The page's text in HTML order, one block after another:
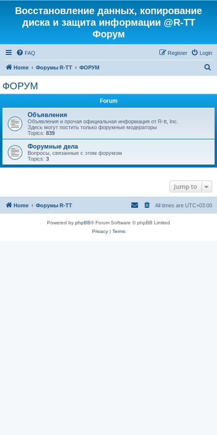
Восстановление данных, копирование
диска и защита информации @R-TT
Форум
FAQ Login
Register
Home Форумы R-TT ФОРУМ
ФОРУМ
Forum
Объявления
Объявления и прочая официальная информация от R-tt, Inc.
Здесь могут постить только форумные модераторы
Topics: 839
Форумные дела
Вопросы, связанные с этим форумом
Topics: 3
Jump to
Home Форумы R-TT All times are UTC+03:00
Powered by phpBB® Forum Software © phpBB Limited
Privacy| Terms